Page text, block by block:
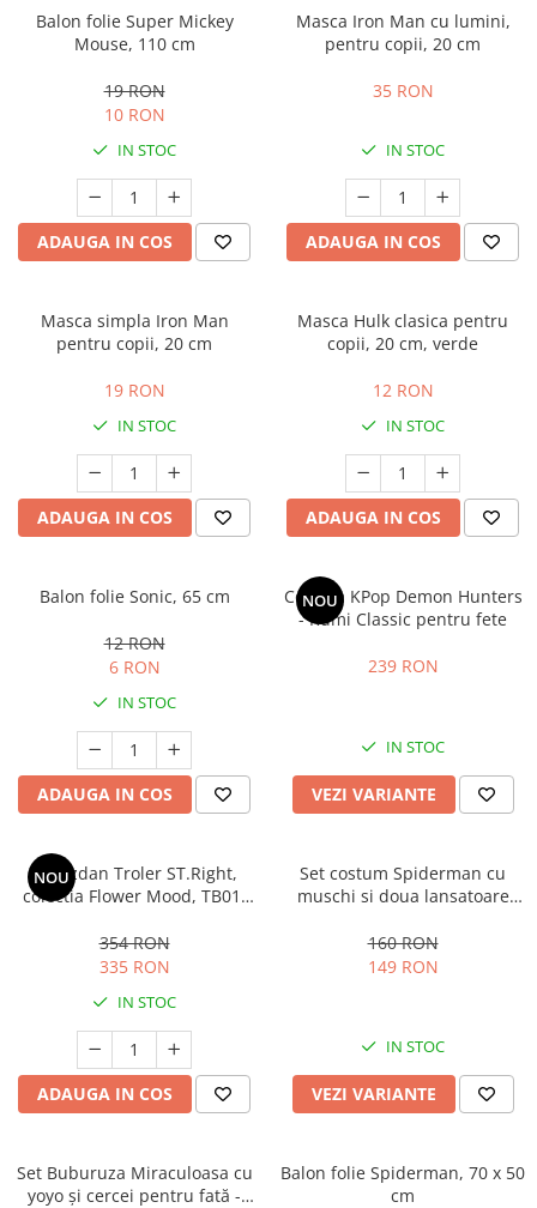
Balon folie Super Mickey
Mouse, 110 cm
19 RON
10 RON
IN STOC
ADAUGA IN COS
Masca Iron Man cu lumini,
pentru copii, 20 cm
35 RON
IN STOC
ADAUGA IN COS
Masca simpla Iron Man
pentru copii, 20 cm
19 RON
IN STOC
ADAUGA IN COS
Masca Hulk clasica pentru
copii, 20 cm, verde
12 RON
IN STOC
ADAUGA IN COS
Balon folie Sonic, 65 cm
12 RON
6 RON
IN STOC
ADAUGA IN COS
NOU
Costum KPop Demon Hunters
- Rumi Classic pentru fete
239 RON
IN STOC
VEZI VARIANTE
NOU
Ghiozdan Troler ST.Right,
colectia Flower Mood, TB01,
354 RON
335 RON
IN STOC
ADAUGA IN COS
Set costum Spiderman cu
muschi si doua lansatoare
160 RON
149 RON
IN STOC
VEZI VARIANTE
Set Buburuza Miraculoasa cu
yoyo și cercei pentru fată -
Balon folie Spiderman, 70 x 50
cm